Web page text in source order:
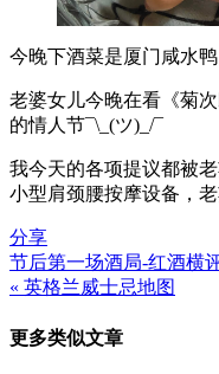
今晚下酒菜是厦门咸水鸭
老婆女儿今晚在看《菊
的情人节¯\_(ツ)_/¯
我今天的各项提议都被
小型肩颈腰按摩设备，
分享
文
导
节后第一场酒局-红酒横
« 英格兰威士忌地图
更多类似文章